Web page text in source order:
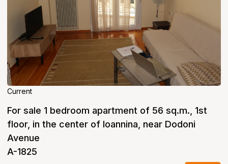
Current
For sale 1 bedroom apartment of 56 sq.m., 1st
floor, in the center of Ioannina, near Dodoni
Avenue
A-1825